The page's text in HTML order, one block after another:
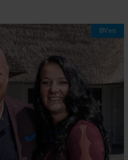
BN'ers